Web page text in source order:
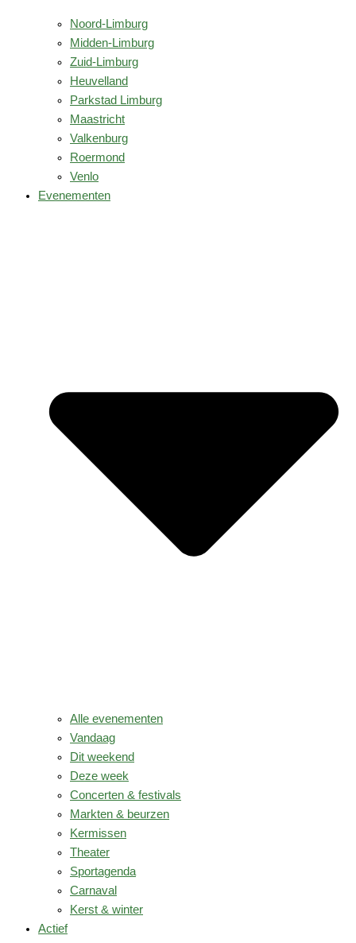
Noord-Limburg
Midden-Limburg
Zuid-Limburg
Heuvelland
Parkstad Limburg
Maastricht
Valkenburg
Roermond
Venlo
Evenementen
Alle evenementen
Vandaag
Dit weekend
Deze week
Concerten & festivals
Markten & beurzen
Kermissen
Theater
Sportagenda
Carnaval
Kerst & winter
Actief